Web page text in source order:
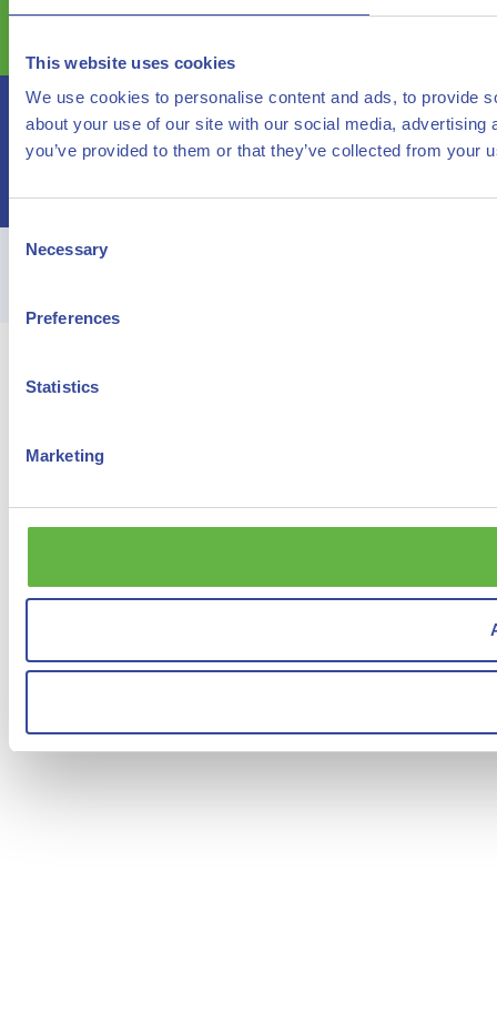
This website uses cookies
We use cookies to personalise content and ads, to provide
about your use of our site with our social media,
you’ve provided to them or that they’ve collected from your
Consent
Selection
Necessary
Preferences
Statistics
Marketing
Disclaimer